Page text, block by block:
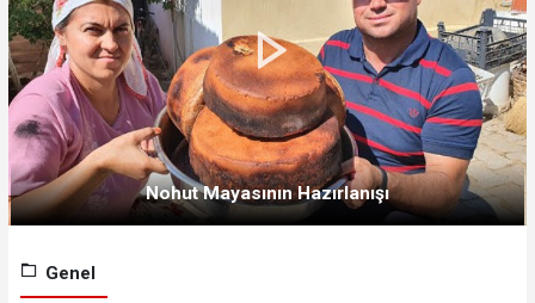
Nohut Mayasının Hazırlanışı
Genel